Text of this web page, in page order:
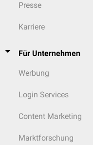
Presse
Karriere
Für Unternehmen
Werbung
Login Services
Content Marketing
Marktforschung